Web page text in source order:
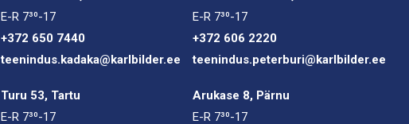
E-R 7³⁰-17
+372 650 7440
teenindus.kadaka@karlbilder.ee
E-R 7³⁰-17
+372 606 2220
teenindus.peterburi@karlbilder.ee
Turu 53, Tartu
E-R 7³⁰-17
Arukase 8, Pärnu
E-R 7³⁰-17